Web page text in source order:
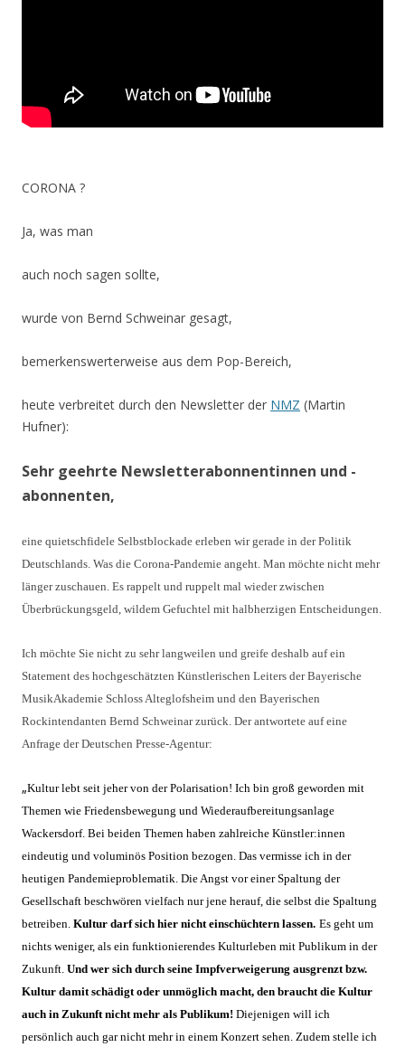
CORONA ?
Ja, was man
auch noch sagen sollte,
wurde von Bernd Schweinar gesagt,
bemerkenswerterweise aus dem Pop-Bereich,
heute verbreitet durch den Newsletter der NMZ (Martin
Hufner):
Sehr geehrte Newsletterabonnentinnen und -
abonnenten,
eine quietschfidele Selbstblockade erleben wir gerade in der Politik
Deutschlands. Was die Corona-Pandemie angeht. Man möchte nicht mehr
länger zuschauen. Es rappelt und ruppelt mal wieder zwischen
Überbrückungsgeld, wildem Gefuchtel mit halbherzigen Entscheidungen.
Ich möchte Sie nicht zu sehr langweilen und greife deshalb auf ein
Statement des hochgeschätzten Künstlerischen Leiters der Bayerische
MusikAkademie Schloss Alteglofsheim und den Bayerischen
Rockintendanten Bernd Schweinar zurück. Der antwortete auf eine
Anfrage der Deutschen Presse-Agentur:
„Kultur lebt seit jeher von der Polarisation! Ich bin groß geworden mit
Themen wie Friedensbewegung und Wiederaufbereitungsanlage
Wackersdorf. Bei beiden Themen haben zahlreiche Künstler:innen
eindeutig und voluminös Position bezogen. Das vermisse ich in der
heutigen Pandemieproblematik. Die Angst vor einer Spaltung der
Gesellschaft beschwören vielfach nur jene herauf, die selbst die Spaltung
betreiben. Kultur darf sich hier nicht einschüchtern lassen. Es geht um
nichts weniger, als ein funktionierendes Kulturleben mit Publikum in der
Zukunft. Und wer sich durch seine Impfverweigerung ausgrenzt bzw.
Kultur damit schädigt oder unmöglich macht, den braucht die Kultur
auch in Zukunft nicht mehr als Publikum! Diejenigen will ich
persönlich auch gar nicht mehr in einem Konzert sehen. Zudem stelle ich